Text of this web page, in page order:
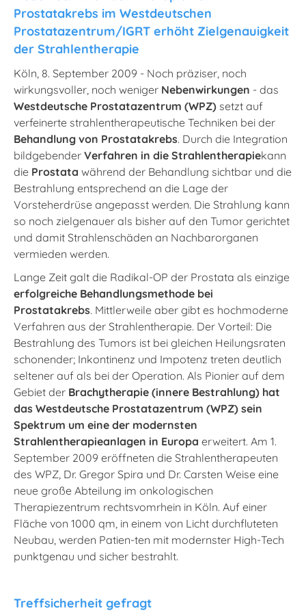
Prostatakrebs im Westdeutschen
Prostatazentrum/IGRT erhöht Zielgenauigkeit
der Strahlentherapie
Köln, 8. September 2009 - Noch präziser, noch
wirkungsvoller, noch weniger Nebenwirkungen - das
Westdeutsche Prostatazentrum (WPZ) setzt auf
verfeinerte strahlentherapeutische Techniken bei der
Behandlung von Prostatakrebs. Durch die Integration
bildgebender Verfahren in die Strahlentherapiekann
die Prostata während der Behandlung sichtbar und die
Bestrahlung entsprechend an die Lage der
Vorsteherdrüse angepasst werden. Die Strahlung kann
so noch zielgenauer als bisher auf den Tumor gerichtet
und damit Strahlenschäden an Nachbarorganen
vermieden werden.
Lange Zeit galt die Radikal-OP der Prostata als einzige
erfolgreiche Behandlungsmethode bei
Prostatakrebs. Mittlerweile aber gibt es hochmoderne
Verfahren aus der Strahlentherapie. Der Vorteil: Die
Bestrahlung des Tumors ist bei gleichen Heilungsraten
schonender; Inkontinenz und Impotenz treten deutlich
seltener auf als bei der Operation. Als Pionier auf dem
Gebiet der Brachytherapie (innere Bestrahlung) hat
das Westdeutsche Prostatazentrum (WPZ) sein
Spektrum um eine der modernsten
Strahlentherapieanlagen in Europa erweitert. Am 1.
September 2009 eröffneten die Strahlentherapeuten
des WPZ, Dr. Gregor Spira und Dr. Carsten Weise eine
neue große Abteilung im onkologischen
Therapiezentrum rechtsvomrhein in Köln. Auf einer
Fläche von 1000 qm, in einem von Licht durchfluteten
Neubau, werden Patien-ten mit modernster High-Tech
punktgenau und sicher bestrahlt.
Treffsicherheit gefragt